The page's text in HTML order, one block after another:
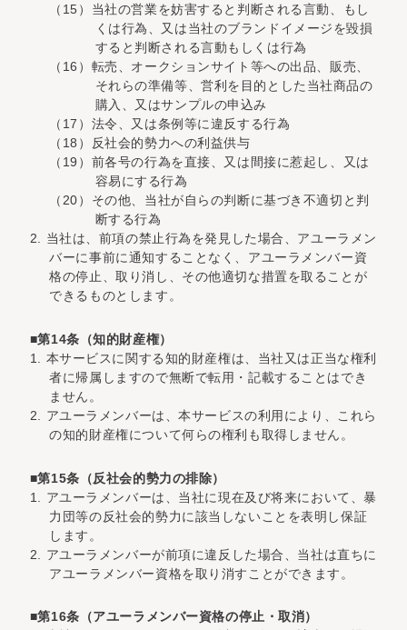
（15）当社の営業を妨害すると判断される言動、もし
くは行為、又は当社のブランドイメージを毀損
すると判断される言動もしくは行為
（16）転売、オークションサイト等への出品、販売、
それらの準備等、営利を目的とした当社商品の
購入、又はサンプルの申込み
（17）法令、又は条例等に違反する行為
（18）反社会的勢力への利益供与
（19）前各号の行為を直接、又は間接に惹起し、又は
容易にする行為
（20）その他、当社が自らの判断に基づき不適切と判
断する行為
2. 当社は、前項の禁止行為を発見した場合、アユーラメン
バーに事前に通知することなく、アユーラメンバー資
格の停止、取り消し、その他適切な措置を取ることが
できるものとします。
■第14条（知的財産権）
1. 本サービスに関する知的財産権は、当社又は正当な権利
者に帰属しますので無断で転用・記載することはでき
ません。
2. アユーラメンバーは、本サービスの利用により、これら
の知的財産権について何らの権利も取得しません。
■第15条（反社会的勢力の排除）
1. アユーラメンバーは、当社に現在及び将来において、暴
力団等の反社会的勢力に該当しないことを表明し保証
します。
2. アユーラメンバーが前項に違反した場合、当社は直ちに
アユーラメンバー資格を取り消すことができます。
■第16条（アユーラメンバー資格の停止・取消）